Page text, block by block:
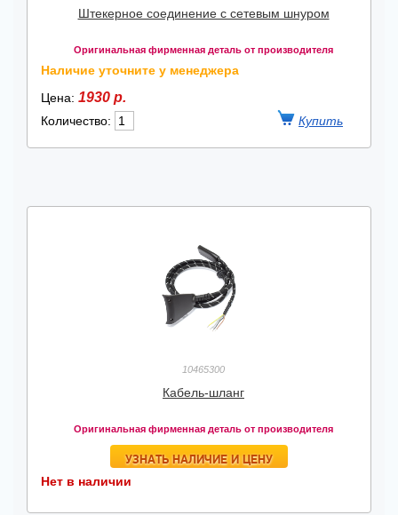
Штекерное соединение с сетевым шнуром
Оригинальная фирменная деталь от производителя
Наличие уточните у менеджера
Цена: 1930 р.
Количество:
10465300
Кабель-шланг
Оригинальная фирменная деталь от производителя
УЗНАТЬ НАЛИЧИЕ И ЦЕНУ
Нет в наличии